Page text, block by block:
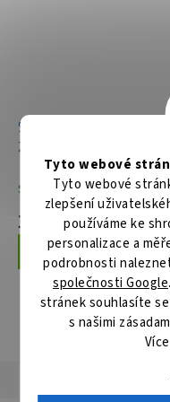
Tyto webové
Tyto webové
zlepšení
používáme ke
personalizace a
podrobnosti
společnosti Google
stránek souhlasíte
s našimi
Stolní a pokosová pila
260mm,1650W
Skladem
32 402 Kč
Do košíku
ZOBRAZIT